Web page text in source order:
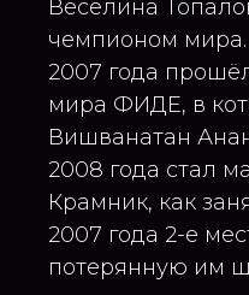
Веселина
чемпионом мира.
2007 года
мира ФИДЕ, в
Вишванатан
2008 года стал
Крамник, как
2007 года 2-е
потерянную им